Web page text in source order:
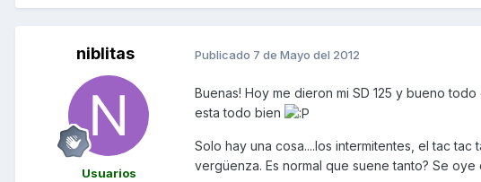
niblitas
Usuarios
Publicado 7 de Mayo del 2012
Buenas! Hoy me dieron mi SD 125 y bueno
esta todo bien
Solo hay una cosa....los intermitentes, el tac
vergüenza. Es normal que suene tanto? Se